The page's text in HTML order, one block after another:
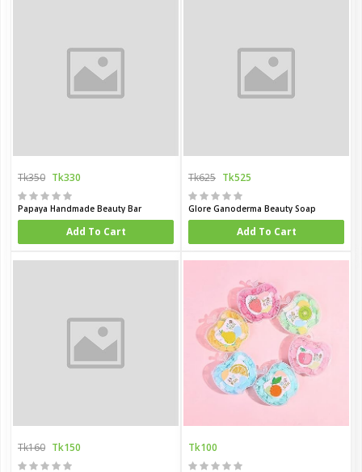
Tk350 Tk330
Papaya Handmade Beauty Bar
Add To Cart
Tk625 Tk525
Glore Ganoderma Beauty Soap
Add To Cart
Tk160 Tk150 Tk100